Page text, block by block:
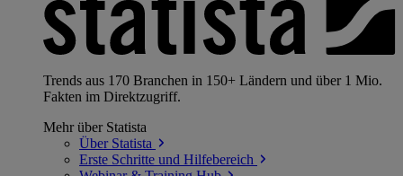
Trends aus 170 Branchen in 150+ Ländern und über 1 Mio.
Fakten im Direktzugriff.
Mehr über Statista
Über Statista
Erste Schritte und Hilfebereich